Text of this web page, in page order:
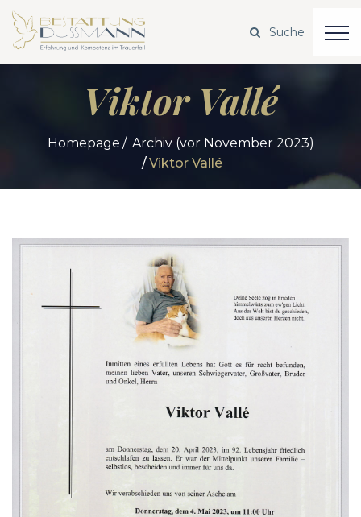
Viktor Vallé
Homepage
Archiv (vor November 2023)
Viktor Vallé